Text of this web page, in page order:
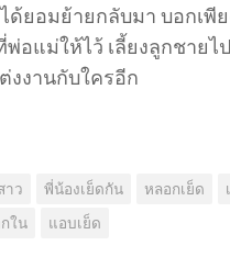
ยอมย้ายกลับมา บอกเพี
อแม่ให้ไว้ เลี้ยงลูกชาย
งงานกับใครอีก
าว พี่น้องเย็ดกัน หลอกเย็ด
ใน แอบเย็ด